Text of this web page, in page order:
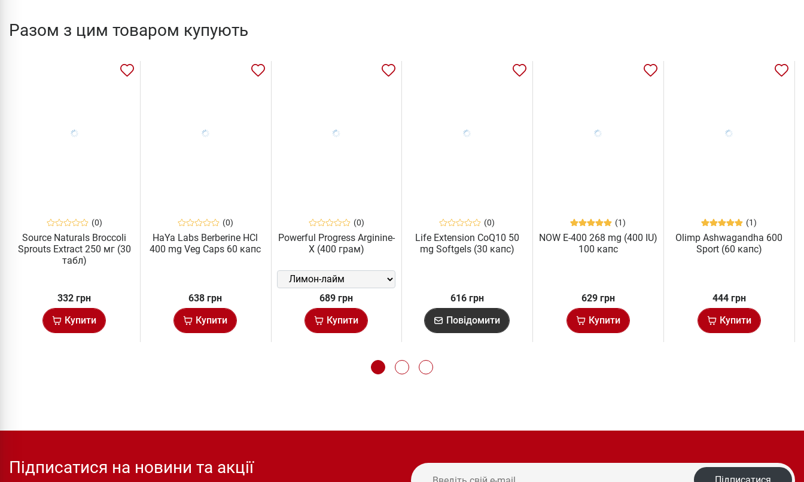
Разом з цим товаром купують
(0)
Source Naturals Broccoli
Sprouts Extract 250 мг (30
табл)
332 грн
Купити
(0)
HaYa Labs Berberine HCl
400 mg Veg Caps 60 капс
638 грн
Купити
(0)
Powerful Progress Arginine-
X (400 грам)
689 грн
Купити
(0)
Life Extension CoQ10 50
mg Softgels (30 капс)
616 грн
Повідомити
(1)
NOW E-400 268 mg (400 IU)
100 капс
629 грн
Купити
(1)
Olimp Ashwagandha 600
Sport (60 капс)
444 грн
Купити
Підписатися на новини та акції